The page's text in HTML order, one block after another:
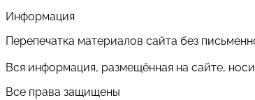
Информация
Перепечатка материалов сайта без
Вся информация, размещённая на сайте,
Все права защищены